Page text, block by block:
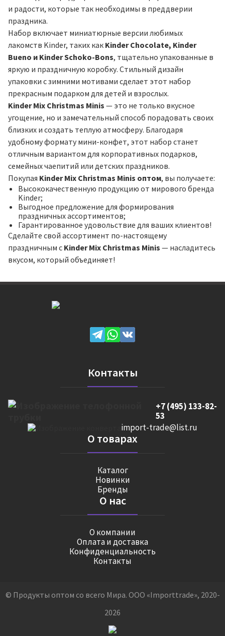
и радости, которые так необходимы в преддверии
праздника.
Набор включает миниатюрные версии любимых
лакомств Kinder, таких как Kinder Chocolate, Kinder
Bueno и Kinder Schoko-Bons, тщательно упакованные в
яркую и праздничную коробку. Стильный дизайн
упаковки с зимними мотивами сделает этот набор
прекрасным подарком для детей и взрослых.
Kinder Mix Christmas Minis — это не только вкусное
угощение, но и замечательный способ порадовать своих
близких и создать теплую атмосферу. Благодаря
удобному формату мини-конфет, этот набор станет
отличным вариантом для корпоративных подарков,
семейных чаепитий или детских праздников.
Покупая Kinder Mix Christmas Minis оптом, вы получаете:
Высококачественную продукцию от мирового бренда
Kinder;
Выгодное предложение для формирования
праздничных ассортиментов;
Гарантированное удовольствие для ваших клиентов!
Сделайте свой ассортимент по-настоящему
праздничным с Kinder Mix Christmas Minis — насладитесь
вкусом, который объединяет!
Контакты
+7 (495) 133-82-
53
import-trade@list.ru
О товарах
Каталог
Новинки
Бренды
О нас
О компании
Оплата и доставка
Конфиденциальность
Контакты
© Продукты оптом со всего Мира. ООО «Importtrade», 2020-
2026